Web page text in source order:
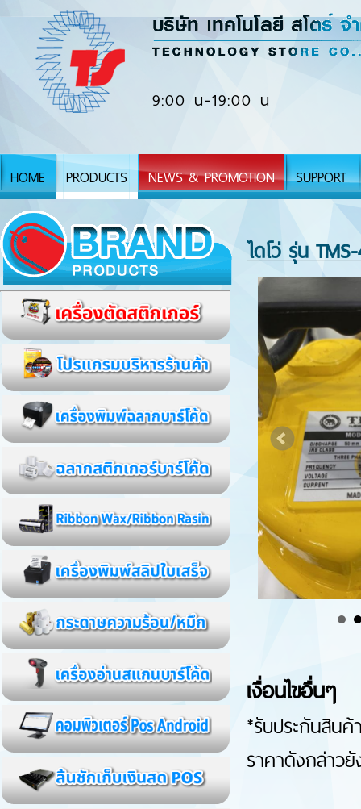
9:00 น-19:00 น
HOME PRODUCTS NEWS & PROMOTION SUPPORT
ไดโว่ รุ่น
เงื่อนไขอื่นๆ
*รับประกันสิ
ราคาดังกล่าว